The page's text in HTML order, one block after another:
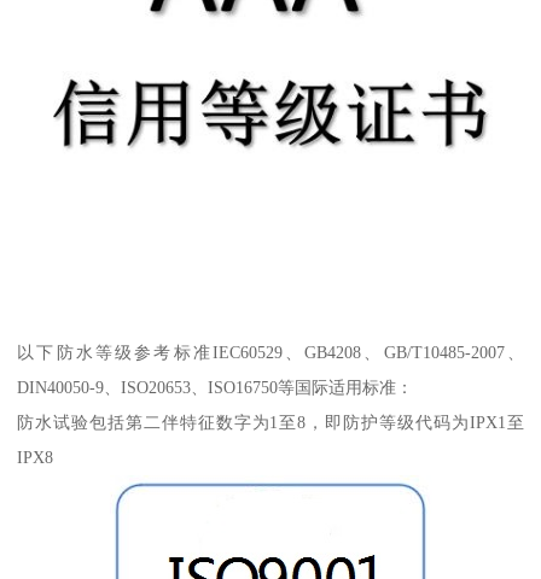
以下防水等级参考标准IEC60529、GB4208、GB/T10485-2007、
DIN40050-9、ISO20653、ISO16750等国际适用标准：
防水试验包括第二伴特征数字为1至8，即防护等级代码为IPX1至
IPX8